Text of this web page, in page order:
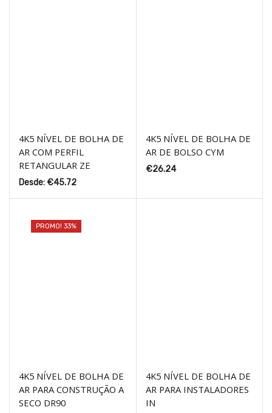
4K5 NÍVEL DE BOLHA DE
AR COM PERFIL
RETANGULAR ZE
Desde: €45.72
4K5 NÍVEL DE BOLHA DE
AR DE BOLSO CYM
€26.24
PROMO! 33%
4K5 NÍVEL DE BOLHA DE
AR PARA CONSTRUÇÃO A
SECO DR90
4K5 NÍVEL DE BOLHA DE
AR PARA INSTALADORES
IN